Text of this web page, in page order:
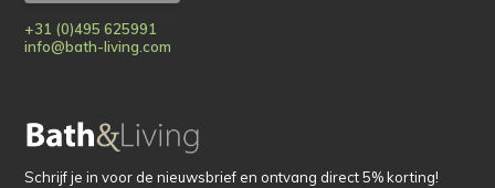
+31 (0)495 625991
info@bath-living.com
Schrijf je in voor de nieuwsbrief en ontvang direct 5% korting!